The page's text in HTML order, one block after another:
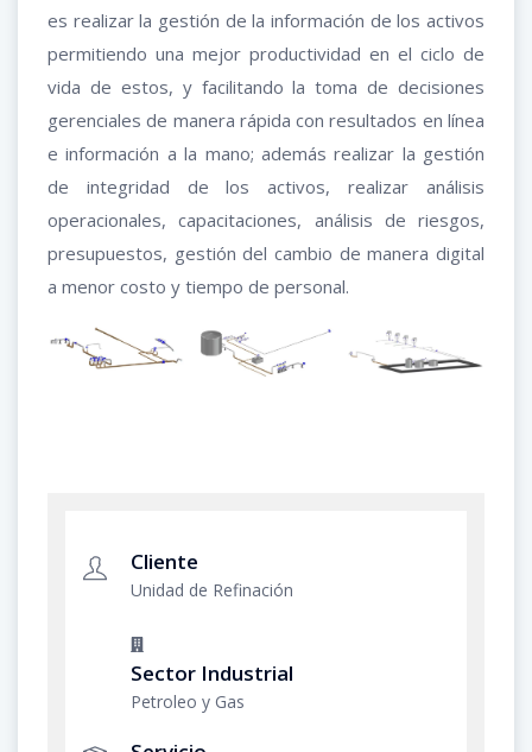
es realizar la gestión de la información de los activos
permitiendo una mejor productividad en el ciclo de
vida de estos, y facilitando la toma de decisiones
gerenciales de manera rápida con resultados en línea
e información a la mano; además realizar la gestión
de integridad de los activos, realizar análisis
operacionales, capacitaciones, análisis de riesgos,
presupuestos, gestión del cambio de manera digital
a menor costo y tiempo de personal.
Cliente
Unidad de Refinación
Sector Industrial
Petroleo y Gas